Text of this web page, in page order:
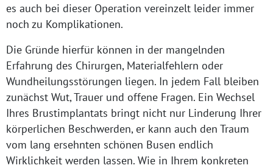
es auch bei dieser Operation vereinzelt leider immer
noch zu Komplikationen.
Die Gründe hierfür können in der mangelnden
Erfahrung des Chirurgen, Materialfehlern oder
Wundheilungsstörungen liegen. In jedem Fall bleiben
zunächst Wut, Trauer und offene Fragen. Ein Wechsel
Ihres Brustimplantats bringt nicht nur Linderung Ihrer
körperlichen Beschwerden, er kann auch den Traum
vom lang ersehnten schönen Busen endlich
Wirklichkeit werden lassen. Wie in Ihrem konkreten